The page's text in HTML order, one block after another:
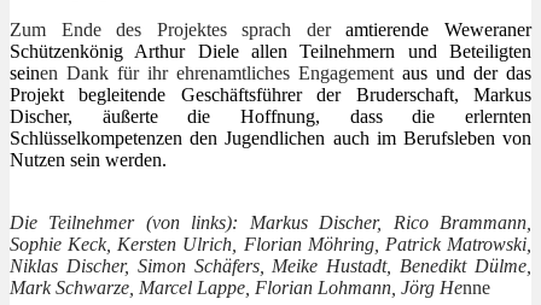
Zum Ende des Projektes sprach deramtierende Weweraner
Schützenkönig Arthur Diele allen Teilnehmern und Beteiligten
seinen Dank für ihr ehrenamtliches Engagement aus und der das
Projekt begleitende Geschäftsführer der Bruderschaft, Markus
Discher, äußerte die Hoffnung, dass die erlernten
Schlüsselkompetenzen den Jugendlichen auch im Berufsleben von
Nutzen sein werden.
Die Teilnehmer (von links): Markus Discher, Rico Brammann,
Sophie Keck, Kersten Ulrich, Florian Möhring, Patrick Matrowski,
Niklas Discher, Simon Schäfers, Meike Hustadt, Benedikt Dülme,
Mark Schwarze, Marcel Lappe, Florian Lohmann, Jörg Henne